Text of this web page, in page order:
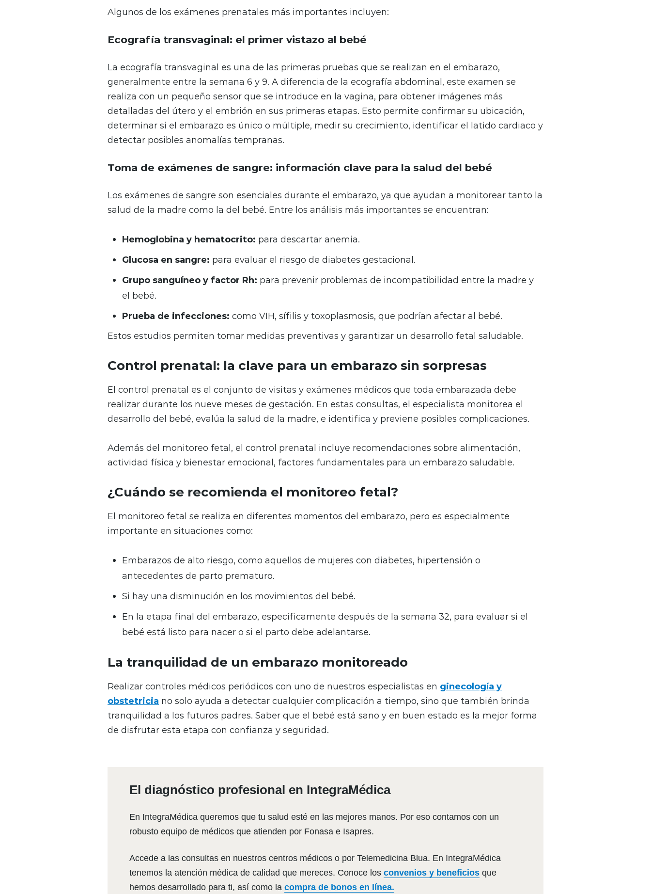
Algunos de los exámenes prenatales más importantes incluyen:
Ecografía transvaginal: el primer vistazo al bebé
La ecografía transvaginal es una de las primeras pruebas que se realizan en el embarazo,
generalmente entre la semana 6 y 9. A diferencia de la ecografía abdominal, este examen se
realiza con un pequeño sensor que se introduce en la vagina, para obtener imágenes más
detalladas del útero y el embrión en sus primeras etapas. Esto permite confirmar su ubicación,
determinar si el embarazo es único o múltiple, medir su crecimiento, identificar el latido cardiaco y
detectar posibles anomalías tempranas.
Toma de exámenes de sangre: información clave para la salud del bebé
Los exámenes de sangre son esenciales durante el embarazo, ya que ayudan a monitorear tanto la
salud de la madre como la del bebé. Entre los análisis más importantes se encuentran:
Hemoglobina y hematocrito: para descartar anemia.
Glucosa en sangre: para evaluar el riesgo de diabetes gestacional.
Grupo sanguíneo y factor Rh: para prevenir problemas de incompatibilidad entre la madre y
el bebé.
Prueba de infecciones: como VIH, sífilis y toxoplasmosis, que podrían afectar al bebé.
Estos estudios permiten tomar medidas preventivas y garantizar un desarrollo fetal saludable.
Control prenatal: la clave para un embarazo sin sorpresas
El control prenatal es el conjunto de visitas y exámenes médicos que toda embarazada debe
realizar durante los nueve meses de gestación. En estas consultas, el especialista monitorea el
desarrollo del bebé, evalúa la salud de la madre, e identifica y previene posibles complicaciones.
Además del monitoreo fetal, el control prenatal incluye recomendaciones sobre alimentación,
actividad física y bienestar emocional, factores fundamentales para un embarazo saludable.
¿Cuándo se recomienda el monitoreo fetal?
El monitoreo fetal se realiza en diferentes momentos del embarazo, pero es especialmente
importante en situaciones como:
Embarazos de alto riesgo, como aquellos de mujeres con diabetes, hipertensión o
antecedentes de parto prematuro.
Si hay una disminución en los movimientos del bebé.
En la etapa final del embarazo, específicamente después de la semana 32, para evaluar si el
bebé está listo para nacer o si el parto debe adelantarse.
La tranquilidad de un embarazo monitoreado
Realizar controles médicos periódicos con uno de nuestros especialistas en ginecología y
obstetricia no solo ayuda a detectar cualquier complicación a tiempo, sino que también brinda
tranquilidad a los futuros padres. Saber que el bebé está sano y en buen estado es la mejor forma
de disfrutar esta etapa con confianza y seguridad.
El diagnóstico profesional en IntegraMédica
En IntegraMédica queremos que tu salud esté en las mejores manos. Por eso contamos con un
robusto equipo de médicos que atienden por Fonasa e Isapres.
Accede a las consultas en nuestros centros médicos o por Telemedicina Blua. En IntegraMédica
tenemos la atención médica de calidad que mereces. Conoce los convenios y beneficios que
hemos desarrollado para ti, así como la compra de bonos en línea.